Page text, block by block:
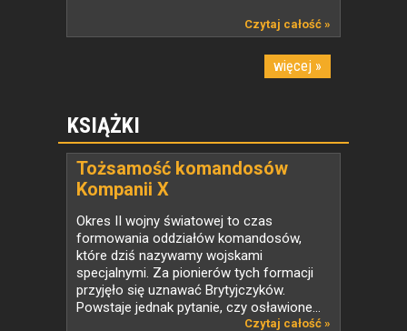
Czytaj całość »
więcej »
KSIĄŻKI
Tożsamość komandosów
Kompanii X
Okres II wojny światowej to czas
formowania oddziałów komandosów,
które dziś nazywamy wojskami
specjalnymi. Za pionierów tych formacji
przyjęło się uznawać Brytyjczyków.
Powstaje jednak pytanie, czy osławione...
Czytaj całość »